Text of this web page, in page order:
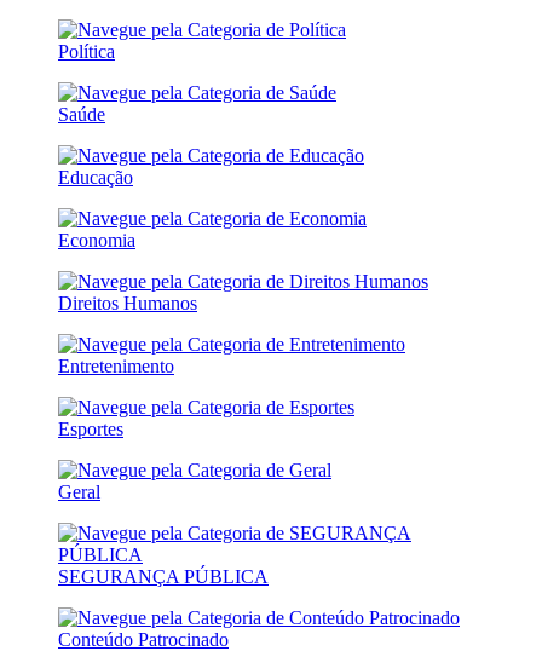
Política
Saúde
Educação
Economia
Direitos Humanos
Entretenimento
Esportes
Geral
SEGURANÇA PÚBLICA
Conteúdo Patrocinado